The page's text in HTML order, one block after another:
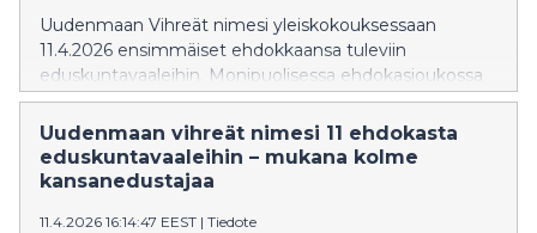
Uudenmaan Vihreät nimesi yleiskokouksessaan
11.4.2026 ensimmäiset ehdokkaansa tuleviin
eduskuntavaaleihin. Monipuolisessa ehdokasjoukossa
ovat mukana nykyiset vihreät uusimaalaiset
kansanedustajat Inka Hopsu, Tiina Elo ja Saara Hyrkkö,
sekä vihtiläinen kunnanvaltuutettu Tommi Muhli.
Uudenmaan vihreät nimesi 11 ehdokasta
eduskuntavaaleihin – mukana kolme
kansanedustajaa
11.4.2026 16:14:47 EEST | Tiedote